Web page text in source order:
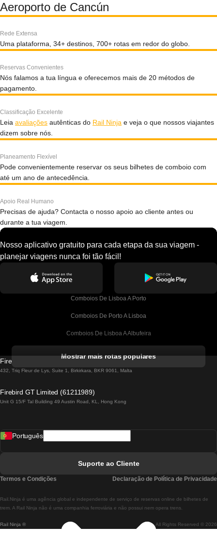
Aeroporto de Cancún
Rede Extensa
Uma plataforma, 34+ destinos, 700+ rotas em redor do globo.
Reservas Convenientes
Nós falamos a tua língua e oferecemos mais de 20 métodos de
pagamento.
Classificação Excelente
Leia avaliações autênticas do Rail Ninja e veja o que nossos viajantes
dizem sobre nós.
Planeamento Flexível
Pode convenientemente reservar os seus bilhetes de comboio com
até um ano de antecedência.
Apoio Real Humano
Precisas de ajuda? Contacta o nosso apoio ao cliente antes ou
durante a tua viagem.
Nosso aplicativo gratuito para cada etapa da sua viagem -
planejar viagens nunca foi tão fácil!
Comboios De Lisboa A Porto
Comboios De Porto A Lisboa
Comboios De Lisboa A Albufeira
Comboios De Lisboa A Lagos
Comboios De Lisboa A Madrid
Comboios De Lisboa A Braga
Comboios De Braga A Lisboa
Mostrar mais rotas populares
Firebird GT Limited (OC 1451)
432, Triq Fleur de Lys, Suite 1, Birkirkara, BKR 9061, Malta
Firebird GT Limited (61211989)
Unit G 15/F Tal Building 49 Austin Road, KL, Hong Kong
Rail Ninja ® All Rights Reserved © 2026
Rail.Ninja é uma agência global e independente de serviço de reservas online de bilhetes de
trem. A Rail Ninja não é uma companhia ferroviária e não possui nem opera trens.
Português
Suporte ao Cliente
Termos e Condições Declaração de Política de Privacidade